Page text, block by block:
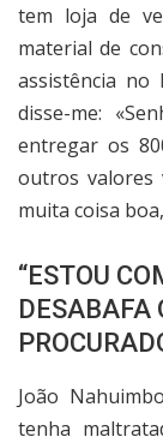
tem loja de
material de
assistência no
disse-me:
entregar os
outros valores
muita coisa
“ESTOU
DESABAFA
João
tenha